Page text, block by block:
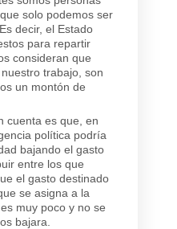
solo podemos ser
decir, el Estado
para repartir
consideran que
trabajo, son
un montón de
cuenta es que, en
política podría
bajando el gasto
entre los que
el gasto destinado
se asigna a la
muy poco y no se
bajara.